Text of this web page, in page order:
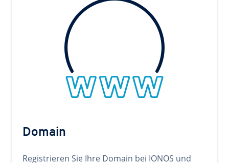
Domain
Registrieren Sie Ihre Domain bei IONOS und